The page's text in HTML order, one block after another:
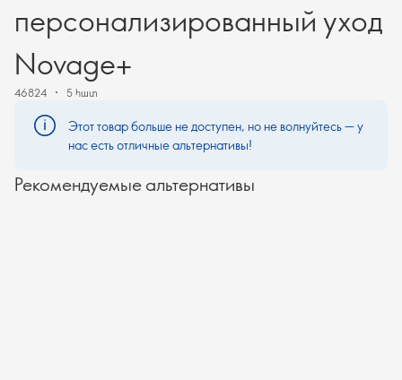
персонализированный уход
Novage+
46824 5 հատ
Этот товар больше не доступен, но не волнуйтесь — у
нас есть отличные альтернативы!
Рекомендуемые альтернативы